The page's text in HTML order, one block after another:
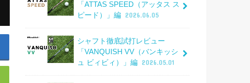
「ATTAS SPEED（アッタス ス
ピード）」編 2026.06.05
シャフト徹底試打レビュー
「VANQUISH VV（バンキッシ
ュ ビィビィ）」編 2026.05.01